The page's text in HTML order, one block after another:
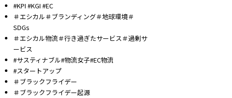
#KPI #KGI #EC
＃エシカル＃ブランディング＃地球環境＃
SDGs
＃エシカル物流＃行き過ぎたサービス＃過剰サ
ービス
#サスティナブル#物流女子#EC物流
#スタートアップ
＃ブラックフライデー
＃ブラックフライデー起源